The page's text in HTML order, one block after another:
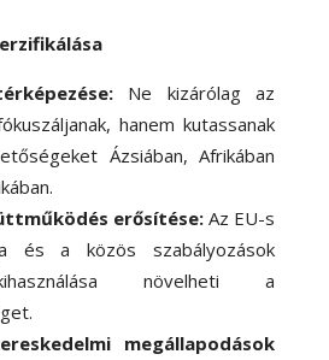
Ne kizárólag az
hanem kutassanak
Ázsiában, Afrikában
erősítése: Az EU-s
és a közös szabályozások
növelheti a
megállapodások